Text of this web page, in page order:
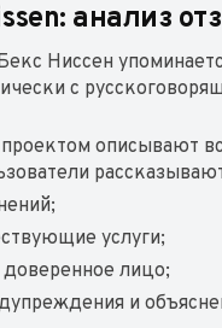
анализ
Ниссен
с
описывают
услуги;
лицо;
и